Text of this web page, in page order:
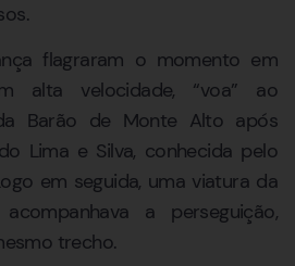
flagraram o momento em
alta velocidade, “voa” ao
Barão de Monte Alto após
Lima e Silva, conhecida pelo
em seguida, uma viatura da
a perseguição,
trecho.